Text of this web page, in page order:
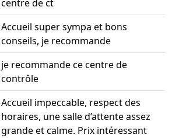
centre de ct
Accueil super sympa et bons
conseils, je recommande
je recommande ce centre de
contrôle
Accueil impeccable, respect des
horaires, une salle d’attente assez
grande et calme. Prix intéressant